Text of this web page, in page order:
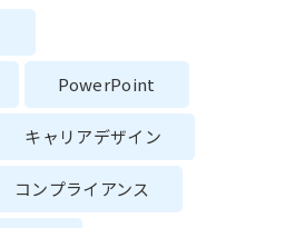
PowerPoint
キャリアデザイン
コンプライアンス